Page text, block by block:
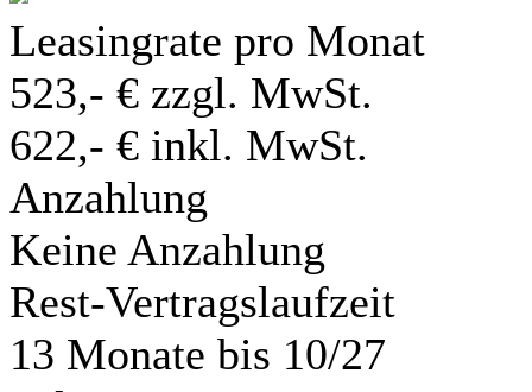
Leasingrate pro Monat
523,- € zzgl. MwSt.
622,- € inkl. MwSt.
Anzahlung
Keine Anzahlung
Rest-Vertragslaufzeit
13 Monate bis 10/27